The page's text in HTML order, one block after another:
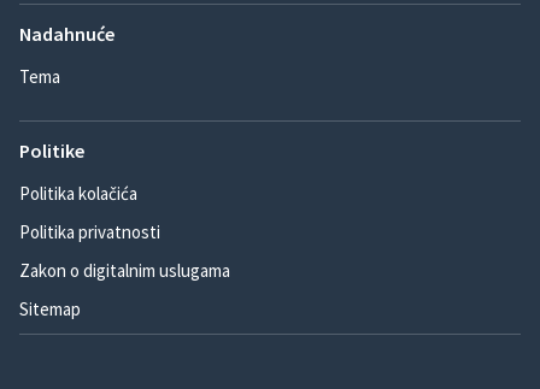
Nadahnuće
Tema
Politike
Politika kolačića
Politika privatnosti
Zakon o digitalnim uslugama
Sitemap